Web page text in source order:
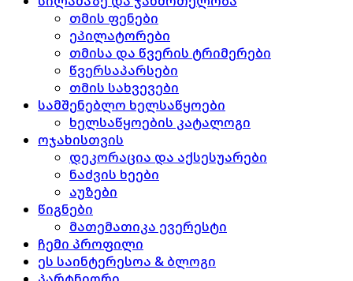
თმის ფენები
ეპილატორები
თმისა და წვერის ტრიმერები
წვერსაპარსები
თმის სახვევები
სამშენებლო ხელსაწყოები
ხელსაწყოების კატალოგი
ოჯახისთვის
დეკორაცია და აქსესუარები
ნაძვის ხეები
აუზები
წიგნები
მათემათიკა ევერესტი
ჩემი პროფილი
ეს საინტერესოა & ბლოგი